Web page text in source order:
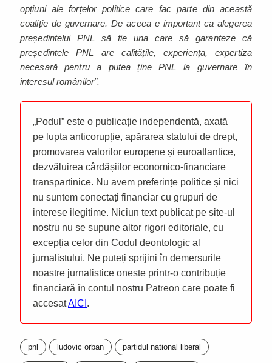
opțiuni ale forțelor politice care fac parte din această
coaliție de guvernare. De aceea e important ca alegerea
președintelui PNL să fie una care să garanteze că
președintele PNL are calitățile, experiența, expertiza
necesară pentru a putea ține PNL la guvernare în
interesul românilor".
„Podul” este o publicație independentă, axată
pe lupta anticorupție, apărarea statului de drept,
promovarea valorilor europene și euroatlantice,
dezvăluirea cârdășiilor economico-financiare
transpartinice. Nu avem preferințe politice și nici
nu suntem conectați financiar cu grupuri de
interese ilegitime. Niciun text publicat pe site-ul
nostru nu se supune altor rigori editoriale, cu
excepția celor din Codul deontologic al
jurnalistului. Ne puteți sprijini în demersurile
noastre jurnalistice oneste printr-o contribuție
financiară în contul nostru Patreon care poate fi
accesatAICI .
pnl ludovic orban partidul national liberal